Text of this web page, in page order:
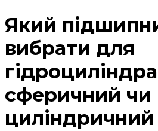
Який
вибрати для
сферичний чи
циліндричний